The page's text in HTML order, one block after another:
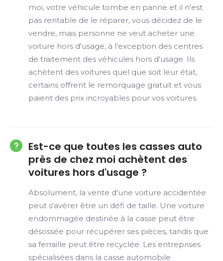
moi, votre véhicule tombe en panne et il n'est
pas rentable de le réparer, vous décidez de le
vendre, mais personne ne veut acheter une
voiture hors d'usage, à l'exception des centres
de traitement des véhicules hors d’usage. Ils
achètent des voitures quel que soit leur état,
certains offrent le remorquage gratuit et vous
paient des prix incroyables pour vos voitures.
Est-ce que toutes les casses auto
près de chez moi achètent des
voitures hors d'usage ?
Absolument, la vente d'une voiture accidentée
peut s'avérer être un défi de taille. Une voiture
endommagée destinée à la casse peut être
désossée pour récupérer ses pièces, tandis que
sa ferraille peut être recyclée. Les entreprises
spécialisées dans la casse automobile